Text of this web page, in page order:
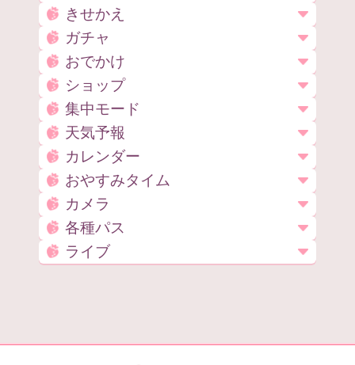
きせかえ
ガチャ
おでかけ
ショップ
集中モード
天気予報
カレンダー
おやすみタイム
カメラ
各種パス
ライブ